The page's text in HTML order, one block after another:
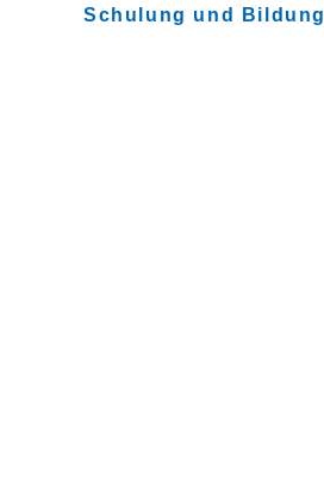
Schulung und Bildung